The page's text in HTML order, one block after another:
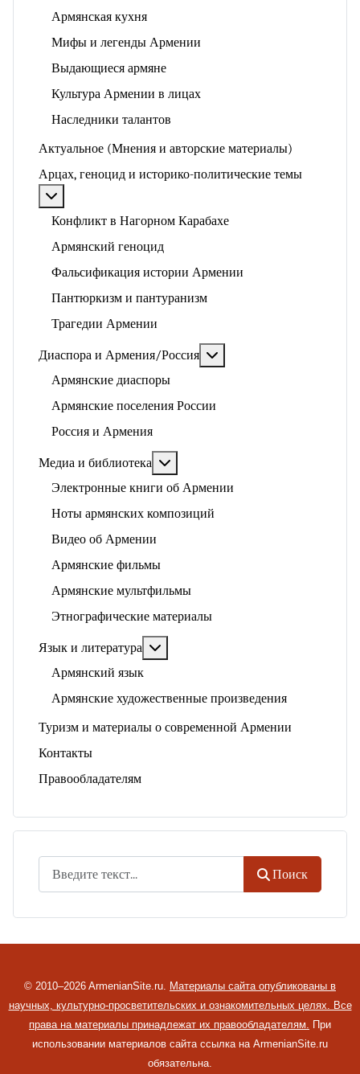
Армянская кухня
Мифы и легенды Армении
Выдающиеся армяне
Культура Армении в лицах
Наследники талантов
Актуальное (Мнения и авторские материалы)
Арцах, геноцид и историко-политические темы
Конфликт в Нагорном Карабахе
Армянский геноцид
Фальсификация истории Армении
Пантюркизм и пантуранизм
Трагедии Армении
Диаспора и Армения/Россия
Армянские диаспоры
Армянские поселения России
Россия и Армения
Медиа и библиотека
Электронные книги об Армении
Ноты армянских композиций
Видео об Армении
Армянские фильмы
Армянские мультфильмы
Этнографические материалы
Язык и литература
Армянский язык
Армянские художественные произведения
Туризм и материалы о современной Армении
Контакты
Правообладателям
Поиск
© 2010–2026 ArmenianSite.ru. Материалы сайта опубликованы в
научных, культурно-просветительских и ознакомительных целях. Все
права на материалы принадлежат их правообладателям. При
использовании материалов сайта ссылка на ArmenianSite.ru
обязательна.